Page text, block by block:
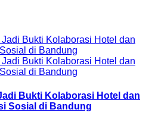
Bukti Kolaborasi Hotel dan
Sosial di Bandung